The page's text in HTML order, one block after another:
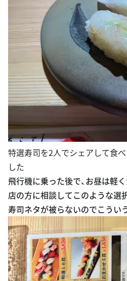
特選寿司を2人でシェアして食
した
飛行機に乗った後で、お昼は軽
店の方に相談してこのような選
寿司ネタが被らないのでこうい